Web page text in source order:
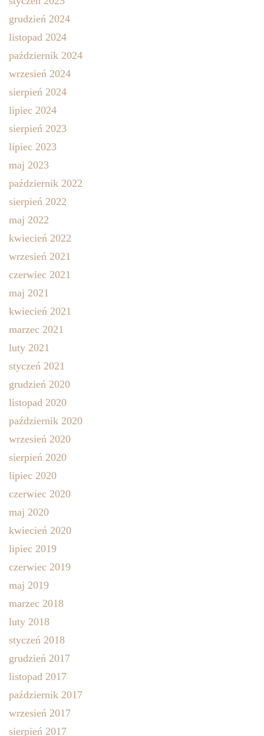
grudzień 2024
listopad 2024
październik 2024
wrzesień 2024
sierpień 2024
lipiec 2024
sierpień 2023
lipiec 2023
maj 2023
październik 2022
sierpień 2022
maj 2022
kwiecień 2022
wrzesień 2021
czerwiec 2021
maj 2021
kwiecień 2021
marzec 2021
luty 2021
styczeń 2021
grudzień 2020
listopad 2020
październik 2020
wrzesień 2020
sierpień 2020
lipiec 2020
czerwiec 2020
maj 2020
kwiecień 2020
lipiec 2019
czerwiec 2019
maj 2019
marzec 2018
luty 2018
styczeń 2018
grudzień 2017
listopad 2017
październik 2017
wrzesień 2017
sierpień 2017